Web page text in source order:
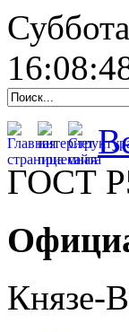
ГОСТ
Князе-